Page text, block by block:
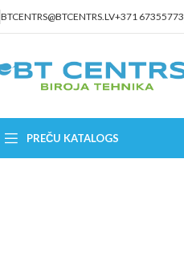
BTCENTRS@BTCENTRS.LV+371 67355773
PREČU KATALOGS